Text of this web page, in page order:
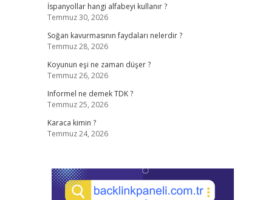
İspanyollar hangi alfabeyi kullanır ?
Temmuz 30, 2026
Soğan kavurmasının faydaları nelerdir ?
Temmuz 28, 2026
Koyunun eşi ne zaman düşer ?
Temmuz 26, 2026
Informel ne demek TDK ?
Temmuz 25, 2026
Karaca kimin ?
Temmuz 24, 2026